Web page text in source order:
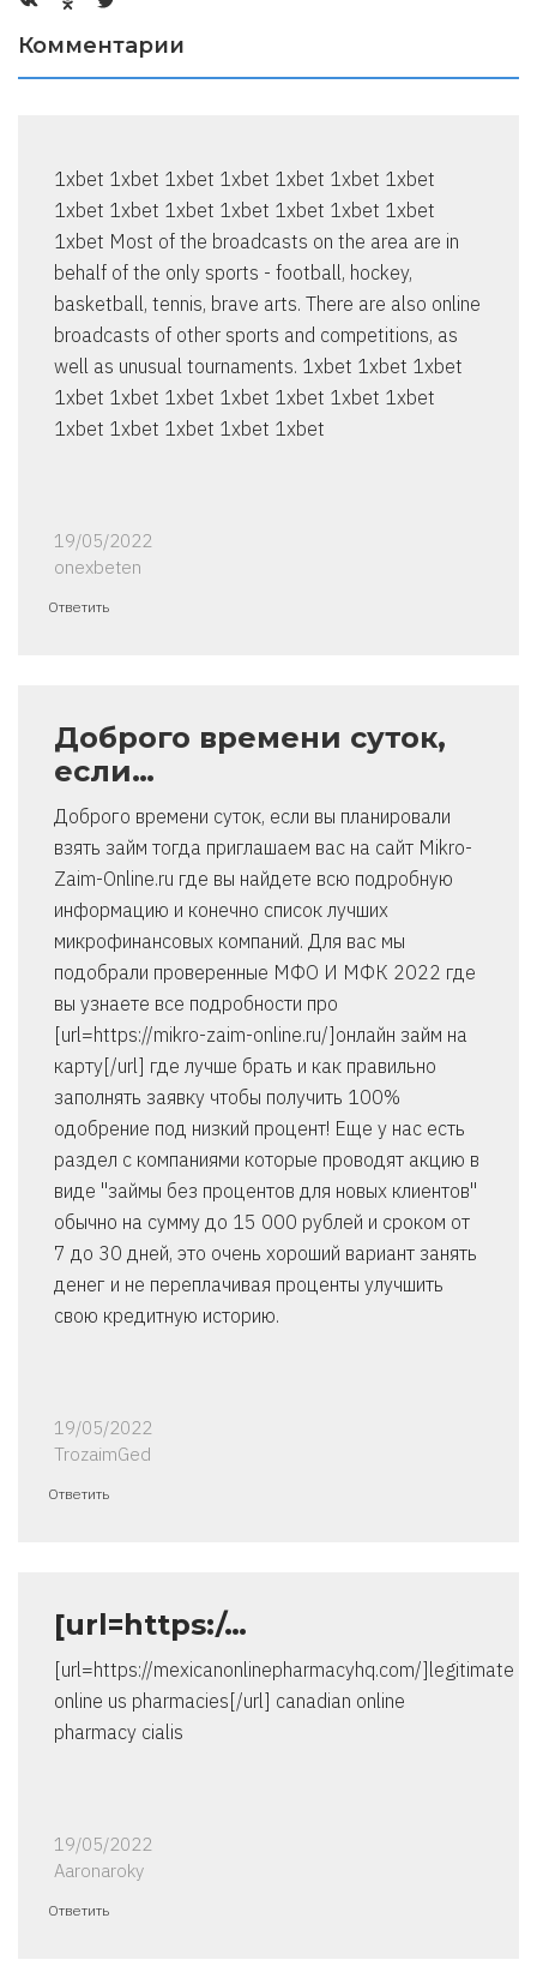
Комментарии
1xbet 1xbet 1xbet 1xbet 1xbet 1xbet 1xbet
1xbet 1xbet 1xbet 1xbet 1xbet 1xbet 1xbet
1xbet Most of the broadcasts on the area are in
behalf of the only sports - football, hockey,
basketball, tennis, brave arts. There are also online
broadcasts of other sports and competitions, as
well as unusual tournaments. 1xbet 1xbet 1xbet
1xbet 1xbet 1xbet 1xbet 1xbet 1xbet 1xbet
1xbet 1xbet 1xbet 1xbet 1xbet
19/05/2022
onexbeten
Ответить
Доброго времени суток,
если…
Доброго времени суток, если вы планировали
взять займ тогда приглашаем вас на сайт Mikro-
Zaim-Online.ru где вы найдете всю подробную
информацию и конечно список лучших
микрофинансовых компаний. Для вас мы
подобрали проверенные МФО И МФК 2022 где
вы узнаете все подробности про
[url=https://mikro-zaim-online.ru/]онлайн займ на
карту[/url] где лучше брать и как правильно
заполнять заявку чтобы получить 100%
одобрение под низкий процент! Еще у нас есть
раздел с компаниями которые проводят акцию в
виде "займы без процентов для новых клиентов"
обычно на сумму до 15 000 рублей и сроком от
7 до 30 дней, это очень хороший вариант занять
денег и не переплачивая проценты улучшить
свою кредитную историю.
19/05/2022
TrozaimGed
Ответить
[url=https:/…
[url=https://mexicanonlinepharmacyhq.com/]legitimate
online us pharmacies[/url] canadian online
pharmacy cialis
19/05/2022
Aaronaroky
Ответить